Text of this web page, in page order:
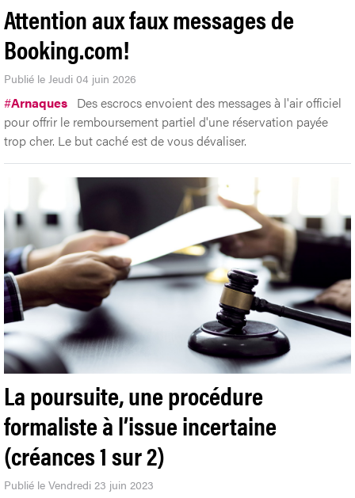
Attention aux faux messages de
Booking.com!
Publié le Jeudi 04 juin 2026
#Arnaques Des escrocs envoient des messages à l'air officiel
pour offrir le remboursement partiel d'une réservation payée
trop cher. Le but caché est de vous dévaliser.
La poursuite, une procédure
formaliste à l’issue incertaine
(créances 1 sur 2)
Publié le Vendredi 23 juin 2023